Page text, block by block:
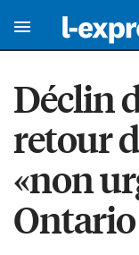
Déclin
retour
«non
Ontario